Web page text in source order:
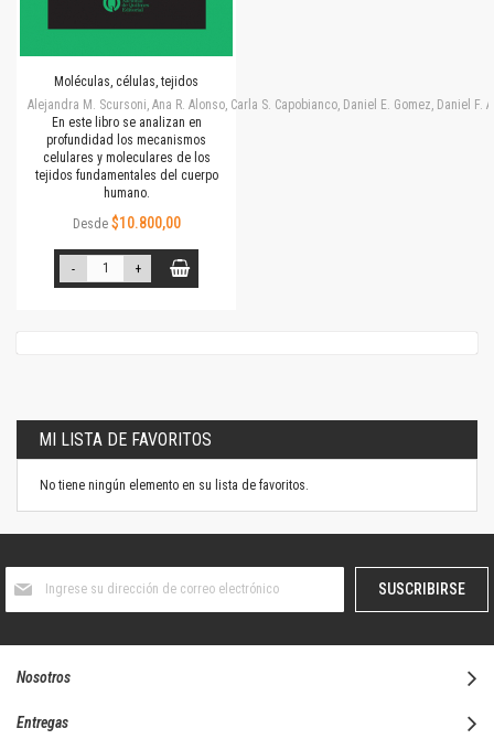
Moléculas, células, tejidos
Alejandra M. Scursoni, Ana R. Alonso, Carla S. Capobianco, Daniel E. Gomez, Daniel
En este libro se analizan en
profundidad los mecanismos
celulares y moleculares de los
tejidos fundamentales del cuerpo
humano.
Desde $10.800,00
- +
MI LISTA DE FAVORITOS
No tiene ningún elemento en su lista de favoritos.
boletín
SUSCRIBIRSE
Nosotros
Entregas